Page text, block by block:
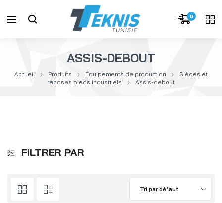
0
ASSIS-DEBOUT
Accueil Produits Équipements de production
Sièges et
reposes pieds industriels
Assis-debout
FILTRER PAR
Tri par défaut